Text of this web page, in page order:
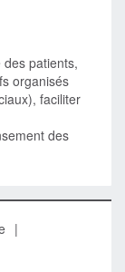
patients,
organisés
faciliter
des